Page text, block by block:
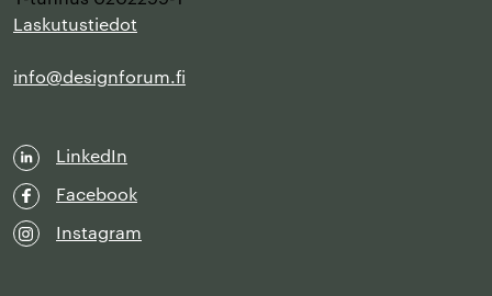
Laskutustiedot
info@designforum.fi
LinkedIn
Facebook
Instagram